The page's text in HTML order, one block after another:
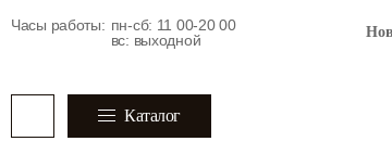
Часы работы: пн-сб: 11 00-20 00
вс: выходной
Каталог